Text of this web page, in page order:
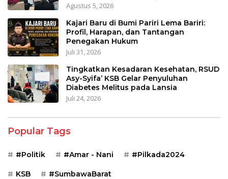
Agustus 5, 2026
Kajari Baru di Bumi Pariri Lema Bariri:
Profil, Harapan, dan Tantangan
Penegakan Hukum
Juli 31, 2026
Tingkatkan Kesadaran Kesehatan, RSUD
Asy-Syifa’ KSB Gelar Penyuluhan
Diabetes Melitus pada Lansia
Juli 24, 2026
Popular Tags
#Politik #Amar - Nani #Pilkada2024
KSB #SumbawaBarat